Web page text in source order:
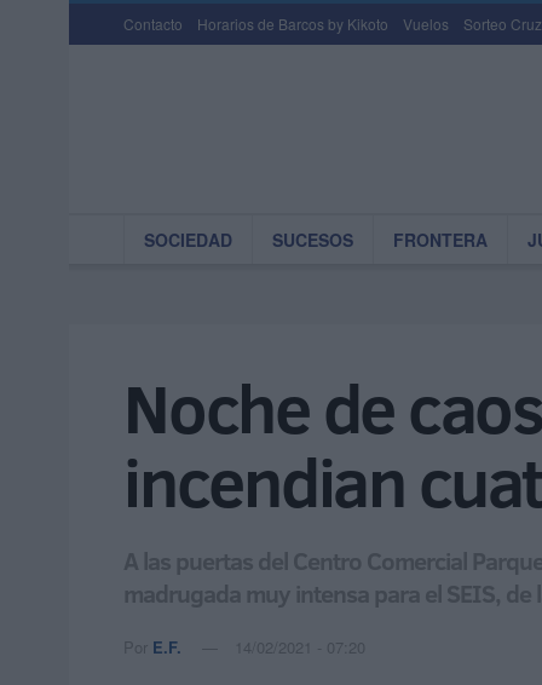
Contacto Horarios de Barcos by Kikoto Vuelos Sorteo
SOCIEDAD SUCESOS FRONTERA
Noche de
incendian
A las puertas del Centro Comercial
madrugada muy intensa para el SEIS,
Por E.F. 14/02/2021 - 07:20